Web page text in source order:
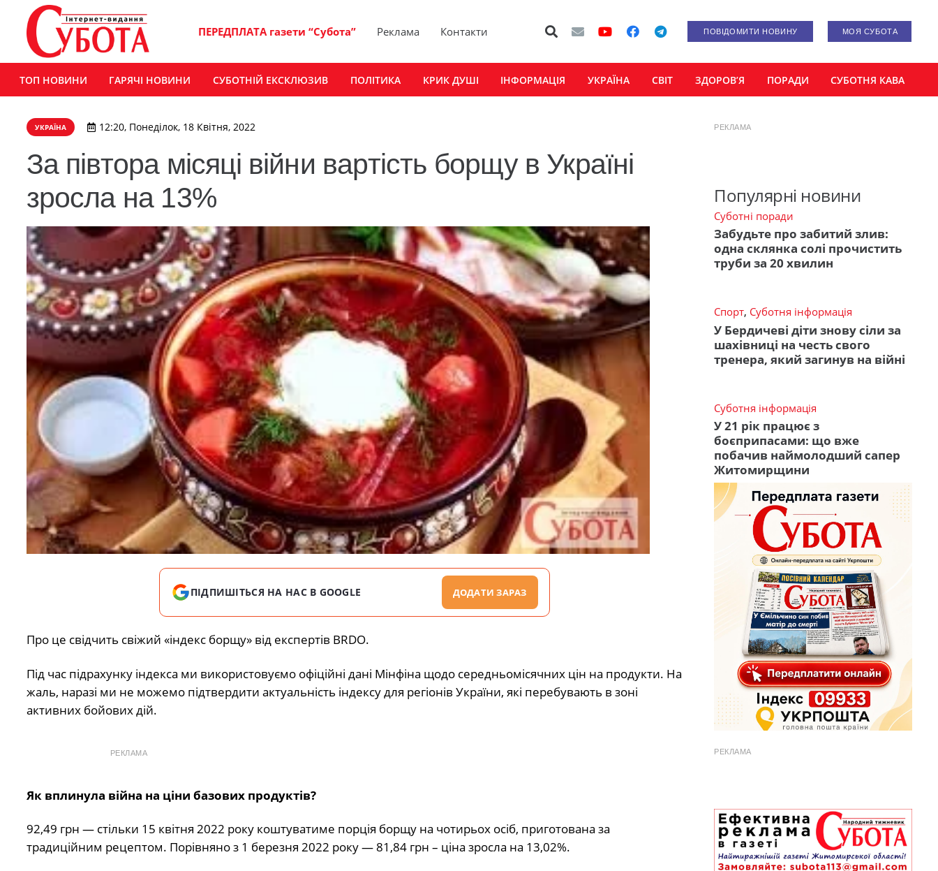
ПЕРЕДПЛАТА газети “Субота” Реклама Контакти ПОВІДОМИТИ НОВИНУ МОЯ СУБОТА
ТОП НОВИНИ ГАРЯЧІ НОВИНИ СУБОТНІЙ ЕКСКЛЮЗИВ ПОЛІТИКА КРИК ДУШІ ІНФОРМАЦІЯ УКРАЇНА СВІТ ЗДОРОВ’Я ПОРАДИ СУБОТНЯ КАВА
УКРАЇНА 12:20, Понеділок, 18 Квітня, 2022
За півтора місяці війни вартість борщу в Україні
зросла на 13%
ПІДПИШІТЬСЯ НА НАС В GOOGLE ДОДАТИ ЗАРАЗ
Про це свідчить свіжий «індекс борщу» від експертів BRDO.
Під час підрахунку індекса ми використовуємо офіційні дані Мінфіна щодо середньомісячних цін на продукти. На
жаль, наразі ми не можемо підтвердити актуальність індексу для регіонів України, які перебувають в зоні
активних бойових дій.
РЕКЛАМА
Як вплинула війна на ціни базових продуктів?
92,49 грн — стільки 15 квітня 2022 року коштуватиме порція борщу на чотирьох осіб, приготована за
традиційним рецептом. Порівняно з 1 березня 2022 року — 81,84 грн – ціна зросла на 13,02%.
РЕКЛАМА
Популярні новини
Суботні поради
Забудьте про забитий злив:
одна склянка солі прочистить
труби за 20 хвилин
Спорт, Суботня інформація
У Бердичеві діти знову сіли за
шахівниці на честь свого
тренера, який загинув на війні
Суботня інформація
У 21 рік працює з
боєприпасами: що вже
побачив наймолодший сапер
Житомирщини
РЕКЛАМА